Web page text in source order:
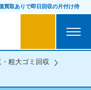
買取ありで即日回収の片付け侍
粗大ゴミ回収